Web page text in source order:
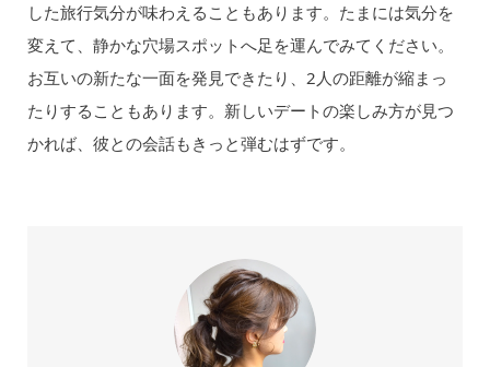
した旅行気分が味わえることもあります。たまには気分を
変えて、静かな穴場スポットへ足を運んでみてください。
お互いの新たな一面を発見できたり、2人の距離が縮まっ
たりすることもあります。新しいデートの楽しみ方が見つ
かれば、彼との会話もきっと弾むはずです。